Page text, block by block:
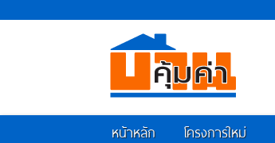
หน้าหลัก โครงการใหม่